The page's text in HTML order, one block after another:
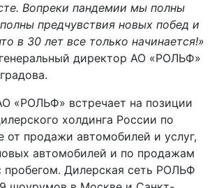
Вопреки пандемии мы полны
предчувствия новых побед и
в 30 лет все только начинается!»
директор АО «РОЛЬФ»
«РОЛЬФ» встречает на позиции
холдинга России по
от продажи автомобилей и услуг,
автомобилей и по продажам
пробегом. Дилерская сеть РОЛЬФ